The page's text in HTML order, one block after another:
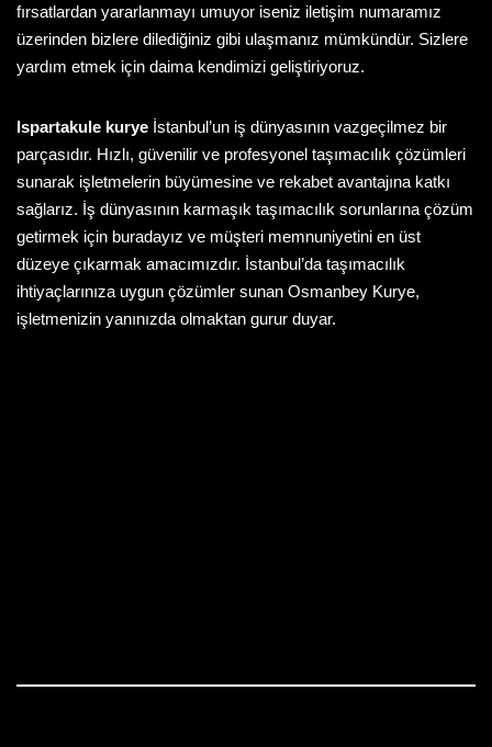
fırsatlardan yararlanmayı umuyor iseniz iletişim numaramız
üzerinden bizlere dilediğiniz gibi ulaşmanız mümkündür. Sizlere
yardım etmek için daima kendimizi geliştiriyoruz.
Ispartakule kurye İstanbul’un iş dünyasının vazgeçilmez bir
parçasıdır. Hızlı, güvenilir ve profesyonel taşımacılık çözümleri
sunarak işletmelerin büyümesine ve rekabet avantajına katkı
sağlarız. İş dünyasının karmaşık taşımacılık sorunlarına çözüm
getirmek için buradayız ve müşteri memnuniyetini en üst
düzeye çıkarmak amacımızdır. İstanbul’da taşımacılık
ihtiyaçlarınıza uygun çözümler sunan Osmanbey Kurye,
işletmenizin yanınızda olmaktan gurur duyar.